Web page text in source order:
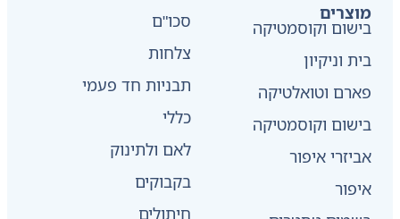
מוצרים
בישום וקוסמטיקה
בית וניקיון
פארם וטואלטיקה
בישום וקוסמטיקה
אביזרי איפור
איפור
סכו"ם
צלחות
תבניות חד פעמי
כללי
לאם ולתינוק
בקבוקים
חיתולים